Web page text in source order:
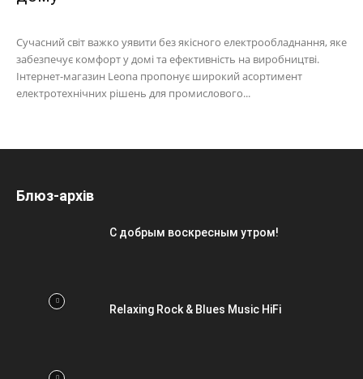
Сучасний світ важко уявити без якісного електрообладнання, яке
забезпечує комфорт у домі та ефективність на виробництві.
Інтернет-магазин Leona пропонує широкий асортимент
електротехнічних рішень для промислового...
Блюз-архів
С добрым воскресным утром!
Relaxing Rock & Blues Music HiFi